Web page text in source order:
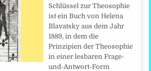
Schlüssel zur Theosophie
ist ein Buch von Helena
Blavatsky aus dem Jahr
1889, in dem die
Prinzipien der Theosophie
in einer lesbaren Frage-
und-Antwort-Form